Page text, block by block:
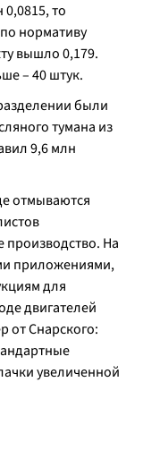
то
нормативу
вышло 0,179.
– 40 штук.
были
тумана из
9,6 млн
отмываются
производство. На
приложениями,
для
двигателей
от Снарского:
увеличенной